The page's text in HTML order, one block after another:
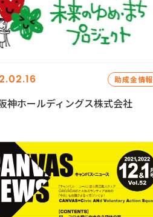
助成金情報
神ホールディングス株式会社